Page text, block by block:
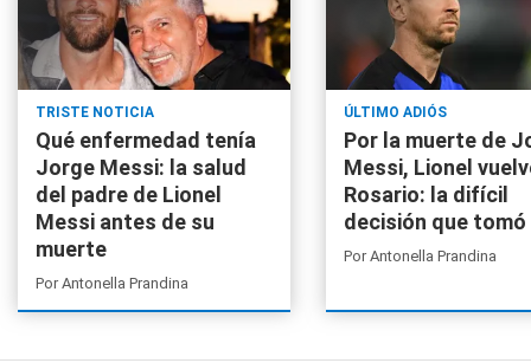
TRISTE NOTICIA
Qué enfermedad tenía
Jorge Messi: la salud
del padre de Lionel
Messi antes de su
muerte
PorAntonella Prandina
ÚLTIMO ADIÓS
Por la muerte de
Messi, Lionel
Rosario: la difícil
decisión que tomó
PorAntonella Prandina